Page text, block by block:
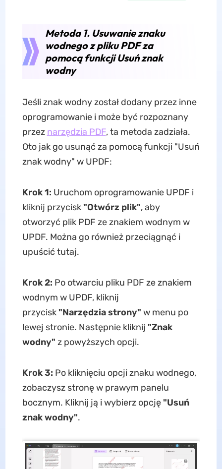
Metoda 1. Usuwanie znaku
wodnego z pliku PDF za
pomocą funkcji Usuń znak
wodny
Jeśli znak wodny został dodany przez inne
oprogramowanie i może być rozpoznany
przez narzędzia PDF, ta metoda zadziała.
Oto jak go usunąć za pomocą funkcji "Usuń
znak wodny" w UPDF:
Krok 1: Uruchom oprogramowanie UPDF i
kliknij przycisk "Otwórz plik", aby
otworzyć plik PDF ze znakiem wodnym w
UPDF. Można go również przeciągnąć i
upuścić tutaj.
Krok 2: Po otwarciu pliku PDF ze znakiem
wodnym w UPDF, kliknij
przycisk "Narzędzia strony" w menu po
lewej stronie. Następnie kliknij "Znak
wodny" z powyższych opcji.
Krok 3: Po kliknięciu opcji znaku wodnego,
zobaczysz stronę w prawym panelu
bocznym. Kliknij ją i wybierz opcję "Usuń
znak wodny".